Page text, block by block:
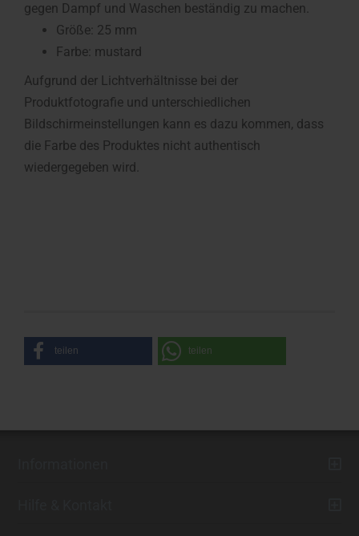
gegen Dampf und Waschen beständig zu machen.
Größe: 25 mm
Farbe: mustard
Aufgrund der Lichtverhältnisse bei der
Produktfotografie und unterschiedlichen
Bildschirmeinstellungen kann es dazu kommen, dass
die Farbe des Produktes nicht authentisch
wiedergegeben wird.
teilen teilen